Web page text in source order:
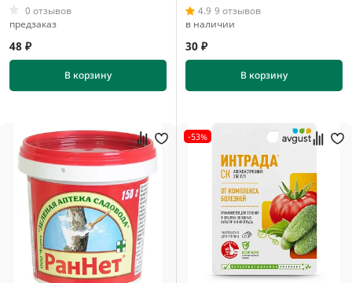
0,000012495 м3
0,000056265 м3
100 мм
120 мм
0 отзывов
предзаказ
48 ₽
В корзину
4.9 9 отзывов
в наличии
30 ₽
В корзину
-53%